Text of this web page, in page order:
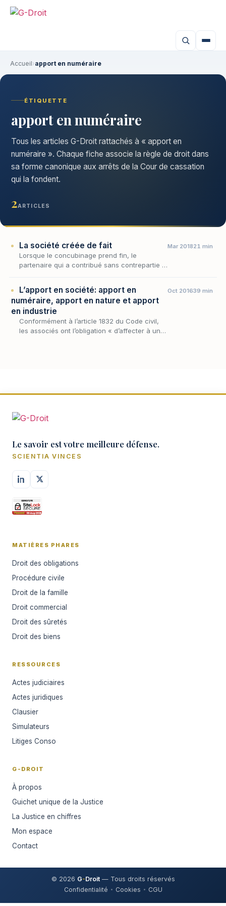
Accueil›apport en numéraire
ÉTIQUETTE
apport en numéraire
Tous les articles G-Droit rattachés à « apport en
numéraire ». Chaque fiche associe la règle de droit dans
sa forme canonique aux arrêts de la Cour de cassation
qui la fondent.
2ARTICLES
La société créée de fait
Lorsque le concubinage prend fin, le
partenaire qui a contribué sans contrepartie à
régime p…
Mar 201821 min
L’apport en société: apport en
numéraire, apport en nature et apport
en industrie
Conformément à l’article 1832 du Code civil,
les associés ont l’obligation « d’affecter à une
Oct 201639 min
Le savoir est votre meilleure défense.
SCIENTIA VINCES
MATIÈRES PHARES
Droit des obligations
Procédure civile
Droit de la famille
Droit commercial
Droit des sûretés
Droit des biens
RESSOURCES
Actes judiciaires
Actes juridiques
Clausier
Simulateurs
Litiges Conso
G-DROIT
À propos
Guichet unique de la Justice
La Justice en chiffres
Mon espace
Contact
© 2026 G-Droit— Tous droits réservés
Confidentialité
Cookies CGU